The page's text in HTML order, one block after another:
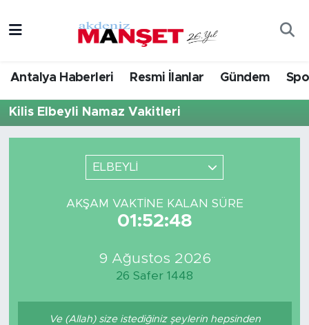
Antalya Haberleri Resmi İlanlar Gündem
Kilis Elbeyli Namaz Vakitleri
ELBEYLİ
AKŞAM VAKTINE KALAN SÜRE
01:52:48
9 Ağustos 2026
26 Safer 1448
Ve (Allah) size istediğiniz şeylerin hepsinden
Bilim & Teknoloji
Ekonomi
Antalya Hava Durumu
Antalya Trafik Yoğunluk Haritası
Tüm Manşetler
Son Dakika Haberleri